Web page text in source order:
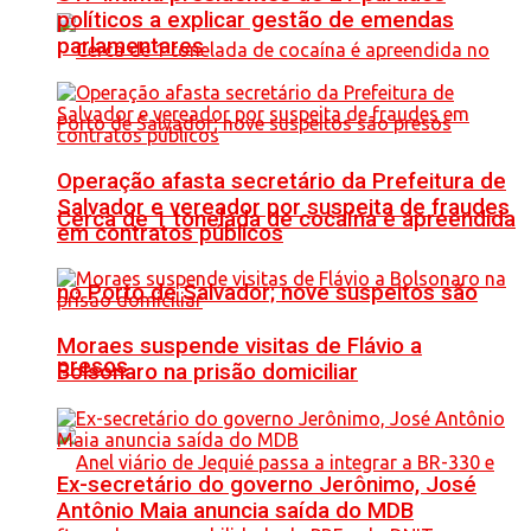
Cerca de 1 tonelada de cocaína é apreendida
no Porto de Salvador; nove suspeitos são
presos
políticos a explicar gestão de emendas
parlamentares
Operação afasta secretário da Prefeitura de
Salvador e vereador por suspeita de fraudes
em contratos públicos
Moraes suspende visitas de Flávio a
Bolsonaro na prisão domiciliar
Ex-secretário do governo Jerônimo, José
Antônio Maia anuncia saída do MDB